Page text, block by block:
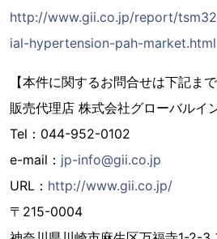
http://www.gii.co.jp/report/
ial-hypertension-pah-market.html
【本件に関するお問合せは下記まで
販売代理店 株式会社グローバルイ
Tel：044-952-0102
e-mail： jp-info@gii.co.jp
URL： http://www.gii.co.jp/
〒215-0004